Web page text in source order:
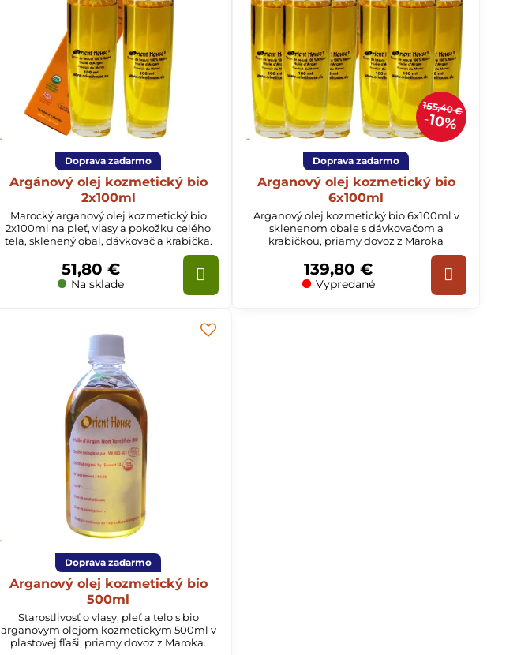
Doprava zadarmo
Argánový olej kozmetický bio
2x100ml
Marocký arganový olej kozmetický bio
2x100ml na pleť, vlasy a pokožku celého
tela, sklenený obal, dávkovač a krabička.
Na sklade
51,80 €
155,40 €
10%
Doprava zadarmo
Arganový olej kozmetický bio
6x100ml
Arganový olej kozmetický bio 6x100ml v
sklenenom obale s dávkovačom a
krabičkou, priamy dovoz z Maroka
Vypredané
139,80 €
Doprava zadarmo
Arganový olej kozmetický bio
500ml
Starostlivosť o vlasy, pleť a telo s bio
arganovým olejom kozmetickým 500ml v
plastovej fľaši, priamy dovoz z Maroka.